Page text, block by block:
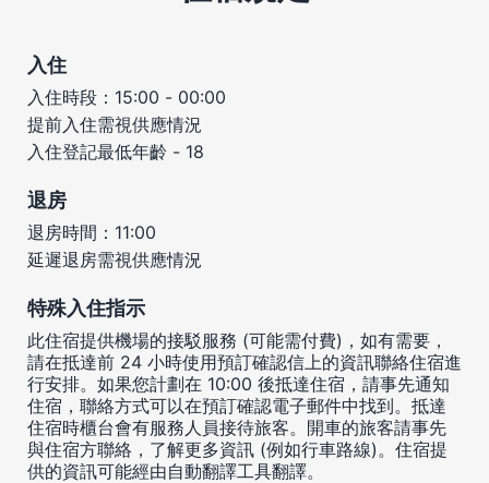
入住
入住時段：15:00 - 00:00
提前入住需視供應情況
入住登記最低年齡 - 18
退房
退房時間：11:00
延遲退房需視供應情況
特殊入住指示
此住宿提供機場的接駁服務 (可能需付費)，如有需要，
請在抵達前 24 小時使用預訂確認信上的資訊聯絡住宿進
行安排。如果您計劃在 10:00 後抵達住宿，請事先通知
住宿，聯絡方式可以在預訂確認電子郵件中找到。抵達
住宿時櫃台會有服務人員接待旅客。開車的旅客請事先
與住宿方聯絡，了解更多資訊 (例如行車路線)。住宿提
供的資訊可能經由自動翻譯工具翻譯。